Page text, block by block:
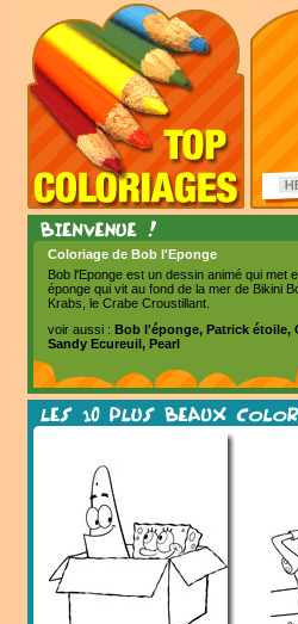
Coloriage de Bob l'Eponge
Bob l'Eponge est un dessin animé qui met
éponge qui vit au fond de la mer de Bikini
Krabs, le Crabe Croustillant.
voir aussi : Bob l'éponge, Patrick étoile,
Sandy Ecureuil, Pearl